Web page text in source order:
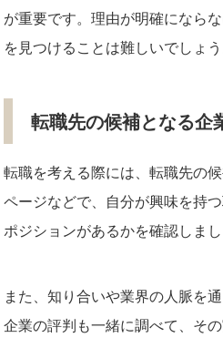
が重要です。理由が明確になら
を見つけることは難しいでしょう
転職先の候補となる企
転職を考える際には、転職先の
ページなどで、自分が興味を持
ポジションがあるかを確認しまし
また、知り合いや業界の人脈を
企業の評判も一緒に調べて、そ